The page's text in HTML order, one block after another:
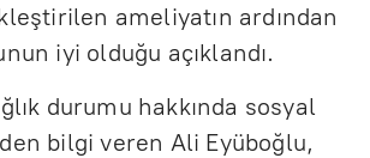
ameliyatın ardından
iyi olduğu açıklandı.
durumu hakkında sosyal
bilgi veren Ali Eyüboğlu,